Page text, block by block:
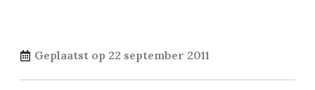
Geplaatst op 22 september 2011